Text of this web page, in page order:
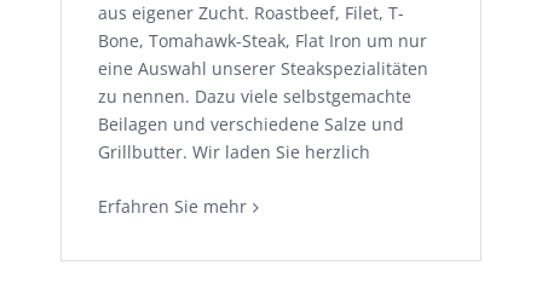
aus eigener Zucht. Roastbeef, Filet, T-
Bone, Tomahawk-Steak, Flat Iron um nur
eine Auswahl unserer Steakspezialitäten
zu nennen. Dazu viele selbstgemachte
Beilagen und verschiedene Salze und
Grillbutter. Wir laden Sie herzlich
Erfahren Sie mehr